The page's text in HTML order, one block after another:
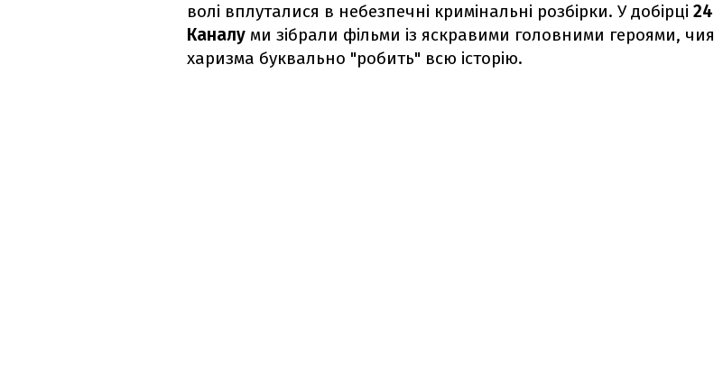
волі вплуталися в небезпечні кримінальні розбірки. У добірці 24
Каналу ми зібрали фільми із яскравими головними героями, чия
харизма буквально "робить" всю історію.